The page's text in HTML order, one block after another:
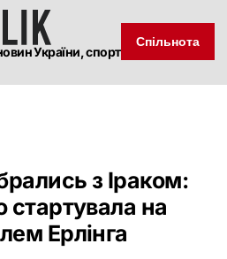
України, спорт
Спільнота
з Іраком:
стартувала на
Ерлінга